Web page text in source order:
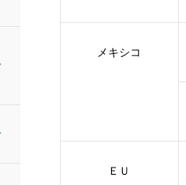
メキシコ
ＥＵ